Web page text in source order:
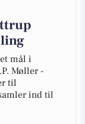
mål i
Møller -
til
ind til